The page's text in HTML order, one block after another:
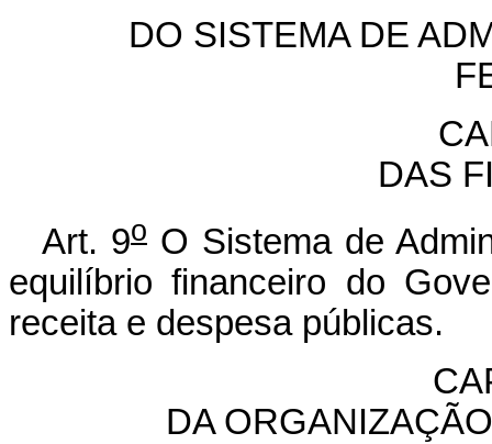
DO SISTEMA DE
DAS
Art. 9o O Sistema de
equilíbrio financeiro do
receita e despesa públicas.
DA